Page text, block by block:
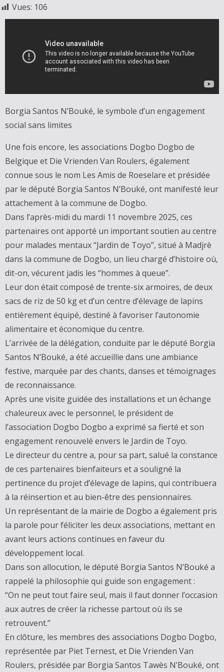
Vues: 106
Borgia Santos N’Bouké, le symbole d’un engagement
social sans limites
Une fois encore, les associations Dogbo Dogbo de
Belgique et Die Vrienden Van Roulers, également
connue sous le nom Les Amis de Roeselare et présidée
par le député Borgia Santos N’Bouké, ont manifesté leur
attachement à la commune de Dogbo.
Dans l’après-midi du mardi 11 novembre 2025, ces
partenaires ont apporté un important soutien au centre
pour malades mentaux “Jardin de Toyo”, situé à Madjrè
dans la commune de Dogbo, un lieu chargé d’histoire où,
dit-on, vécurent jadis les “hommes à queue”.
Leur don était composé de trente-six armoires, de deux
sacs de riz de 50 kg et d’un centre d’élevage de lapins
entièrement équipé, destiné à favoriser l’autonomie
alimentaire et économique du centre.
L’arrivée de la délégation, conduite par le député Borgia
Santos N’Bouké, a été accueillie dans une ambiance
festive, marquée par des chants, danses et témoignages
de reconnaissance.
Après une visite guidée des installations et un échange
chaleureux avec le personnel, le président de
l’association Dogbo Dogbo a exprimé sa fierté et son
engagement renouvelé envers le Jardin de Toyo.
Le directeur du centre a, pour sa part, salué la constance
de ces partenaires bienfaiteurs et a souligné la
pertinence du projet d’élevage de lapins, qui contribuera
à la réinsertion et au bien-être des pensionnaires.
Un représentant de la mairie de Dogbo a également pris
la parole pour féliciter les deux associations, mettant en
avant leurs actions continues en faveur du
développement local.
Dans son allocution, le député Borgia Santos N’Bouké a
rappelé la philosophie qui guide son engagement :
“On ne peut tout faire seul, mais il faut donner l’occasion
aux autres de créer la richesse partout où ils se
retrouvent.”
En clôture, les membres des associations Dogbo Dogbo,
représentée par Piet Ternest, et Die Vrienden Van
Roulers, présidée par Borgia Santos Tawès N’Bouké, ont